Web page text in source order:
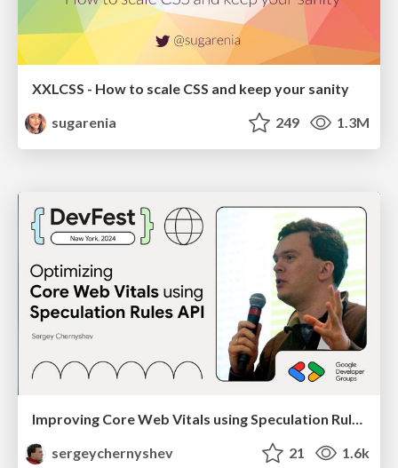
XXLCSS - How to scale CSS and keep your sanity
sugarenia
249 1.3M
Improving Core Web Vitals using Speculation Rules API
sergeychernyshev
21 1.6k